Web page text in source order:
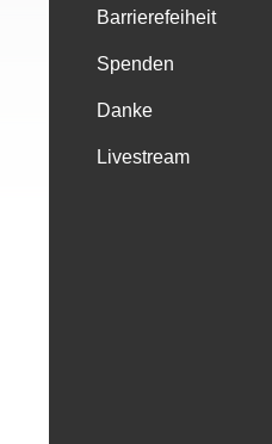
Barrierefeiheit
Spenden
Danke
Livestream